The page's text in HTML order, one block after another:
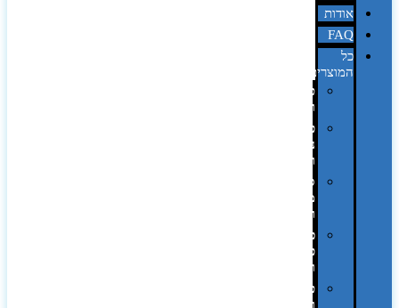
אודות
FAQ
כל
המוצרים
טכנולוגיה
וגאדג'טים
פנאי,
נופש
ונסיעות
סביבת
משרד
ופרימיום
כלים,
פנסים
ורכב
טקסטיל
וחורף